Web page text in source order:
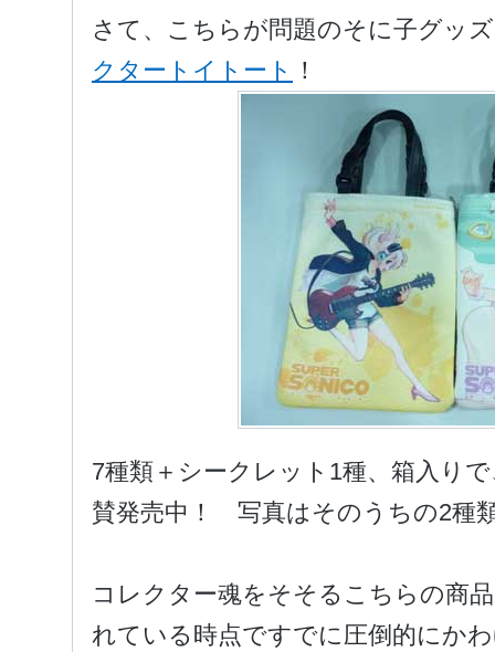
さて、こちらが問題のそに子グッ
クタートイトート ！
7種類＋シークレット1種、箱入り
賛発売中！ 写真はそのうちの2種
コレクター魂をそそるこちらの商
れている時点ですでに圧倒的にか